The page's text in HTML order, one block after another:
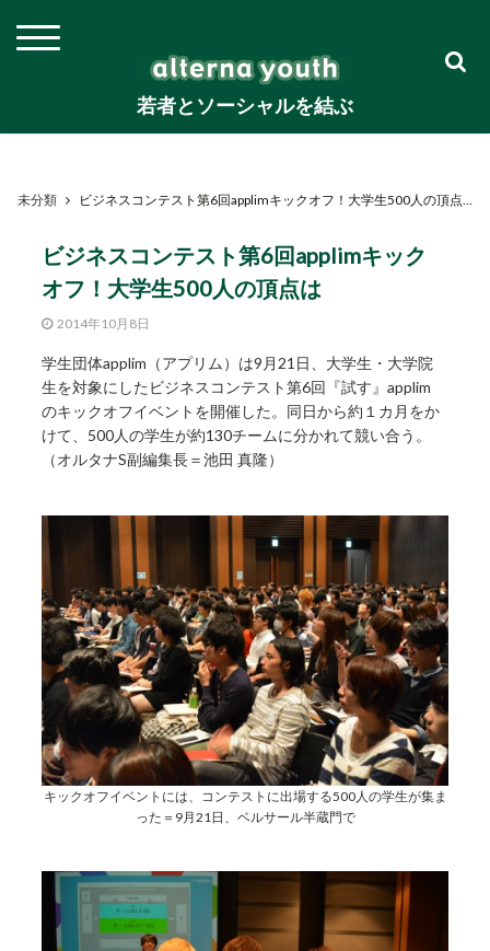
若者とソーシャルを結ぶ
未分類 ビジネスコンテスト第6回applimキックオフ！大学生500人の頂点は
ビジネスコンテスト第6回applimキック
オフ！大学生500人の頂点は
2014年10月8日
学生団体applim（アプリム）は9月21日、大学生・大学院
生を対象にしたビジネスコンテスト第6回『試す』applim
のキックオフイベントを開催した。同日から約１カ月をか
けて、500人の学生が約130チームに分かれて競い合う。
（オルタナS副編集長＝池田 真隆）
キックオフイベントには、コンテストに出場する500人の学生が集ま
った＝9月21日、ベルサール半蔵門で